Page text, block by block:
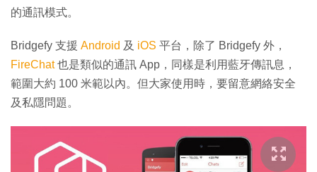
的通訊模式。
Bridgefy 支援 Android 及 iOS 平台，除了 Bridgefy 外，
FireChat也是類似的通訊 App，同樣是利用藍牙傳訊息，
範圍大約 100 米範以內。但大家使用時，要留意網絡安全
及私隱問題。